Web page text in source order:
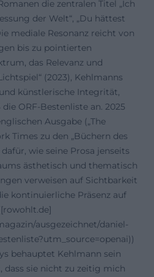
die zentralen Titel „Ich
der Welt“, „Du hättest
mediale Resonanz reicht von
bis zu pointierten
das Relevanz und
(2023), Kehlmanns
künstlerische Integrität,
ORF-Bestenliste an. 2025
Ausgabe („The
Times zu den „Büchern des
wie seine Prosa jenseits
ästhetisch und thematisch
verweisen auf Sichtbarkeit
kontinuierliche Präsenz auf
ausgezeichnet/daniel-
behauptet Kehlmann sein
dass sie nicht zu zeitig mich